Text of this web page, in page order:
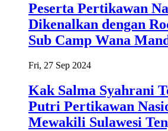
Peserta Pertikawan
Dikenalkan dengan
Sub Camp Wana
Fri, 27 Sep 2024
Kak Salma Syahrani
Putri Pertikawan
Mewakili Sulawesi